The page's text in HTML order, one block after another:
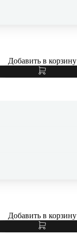
Добавить в корзину
Добавить в корзину